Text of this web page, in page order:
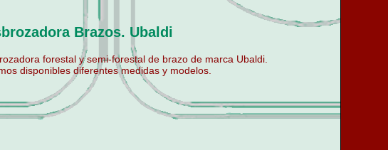
Brazos. Ubaldi
forestal y semi-forestal de brazo de marca Ubaldi.
disponibles diferentes medidas y modelos.